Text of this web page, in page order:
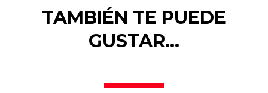
TAMBIÉN TE PUEDE
GUSTAR…